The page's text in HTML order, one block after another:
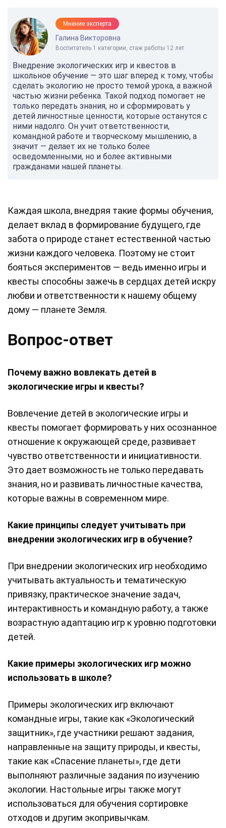
Мнение эксперта
Галина Викторовна
Воспитатель 1 категории, стаж работы 12 лет
Внедрение экологических игр и квестов в
школьное обучение — это шаг вперед к тому, чтобы
сделать экологию не просто темой урока, а важной
частью жизни ребенка. Такой подход помогает не
только передать знания, но и сформировать у
детей личностные ценности, которые останутся с
ними надолго. Он учит ответственности,
командной работе и творческому мышлению, а
значит — делает их не только более
осведомленными, но и более активными
гражданами нашей планеты.
Каждая школа, внедряя такие формы обучения,
делает вклад в формирование будущего, где
забота о природе станет естественной частью
жизни каждого человека. Поэтому не стоит
бояться экспериментов — ведь именно игры и
квесты способны зажечь в сердцах детей искру
любви и ответственности к нашему общему
дому — планете Земля.
Вопрос-ответ
Почему важно вовлекать детей в
экологические игры и квесты?
Вовлечение детей в экологические игры и
квесты помогает формировать у них осознанное
отношение к окружающей среде, развивает
чувство ответственности и инициативности.
Это дает возможность не только передавать
знания, но и развивать личностные качества,
которые важны в современном мире.
Какие принципы следует учитывать при
внедрении экологических игр в обучение?
При внедрении экологических игр необходимо
учитывать актуальность и тематическую
привязку, практическое значение задач,
интерактивность и командную работу, а также
возрастную адаптацию игр к уровню подготовки
детей.
Какие примеры экологических игр можно
использовать в школе?
Примеры экологических игр включают
командные игры, такие как «Экологический
защитник», где участники решают задания,
направленные на защиту природы, и квесты,
такие как «Спасение планеты», где дети
выполняют различные задания по изучению
экологии. Настольные игры также могут
использоваться для обучения сортировке
отходов и другим экопривычкам.